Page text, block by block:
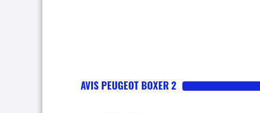
AVIS PEUGEOT BOXER 2